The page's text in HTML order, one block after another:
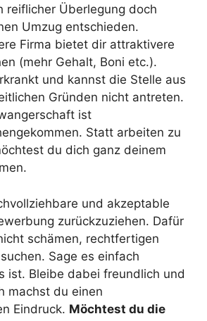
reiflicher Überlegung doch
Umzug entschieden.
Firma bietet dir attraktivere
(mehr Gehalt, Boni etc.).
und kannst die Stelle aus
Gründen nicht antreten.
ist
Statt arbeiten zu
du dich ganz deinem
und akzeptable
zurückzuziehen. Dafür
schämen, rechtfertigen
Sage es einfach
ist. Bleibe dabei freundlich und
machst du einen
Eindruck. Möchtest du die